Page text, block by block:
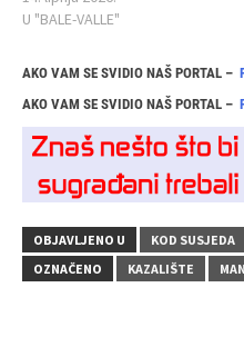
U "BALE-VALLE"
AKO VAM SE SVIDIO NAŠ PORTAL –
AKO VAM SE SVIDIO NAŠ PORTAL –
OBJAVLJENO U KOD SUSJEDA
OZNAČENO
KAZALIŠTE